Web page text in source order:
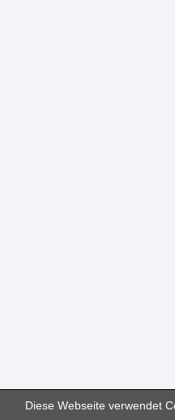
Diese Webseite verwendet